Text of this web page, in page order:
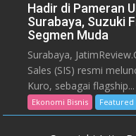
Hadir di Pameran
Surabaya, Suzuki
Segmen Muda
Surabaya,
Sales (SIS) resmi
Kuro, sebagai flagship...
Ekonomi Bisnis Featured